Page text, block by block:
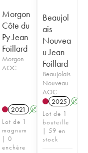
Morgon
Côte du
Py Jean
Foillard
Morgon
AOC
2021 A K
Lot de 1
magnum
| 0
enchère
Beaujol
ais
Nouvea
u Jean
Foillard
Beaujolais
Nouveau
AOC
2025 A
Lot de 1
bouteille
| 59 en
stock